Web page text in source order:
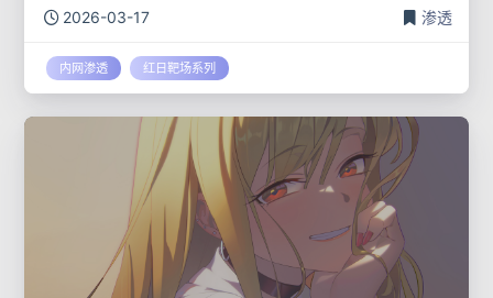
网段 wi
2026-03-17 渗透
内网渗透 红日靶场系列